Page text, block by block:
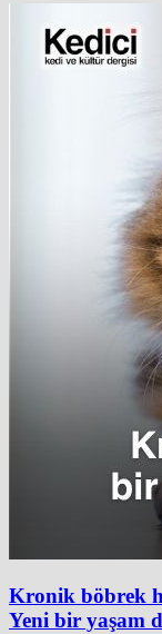
Kronik böbrek
Yeni bir yaşam